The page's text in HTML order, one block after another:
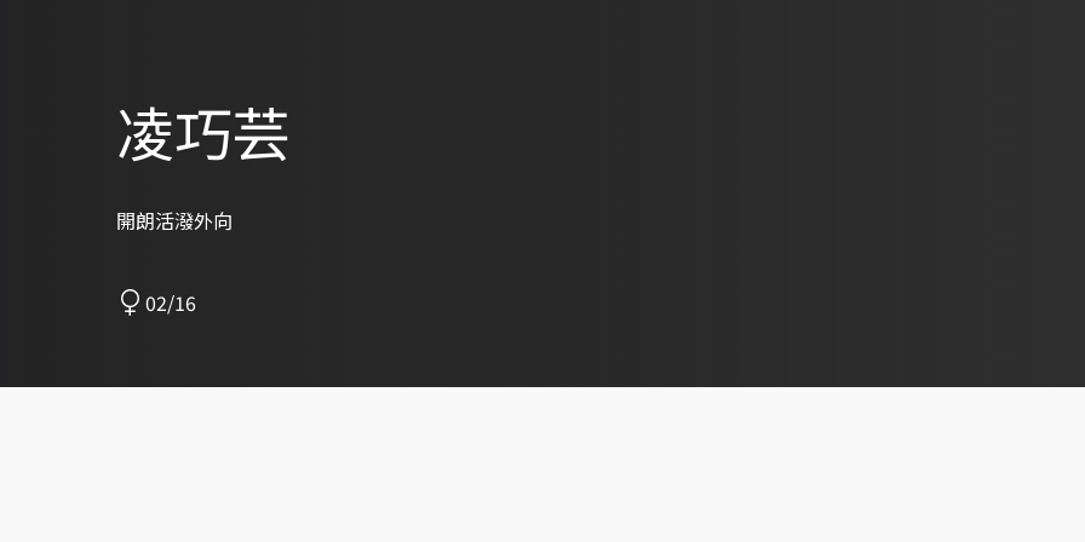
凌巧芸
開朗活潑外向
02/16